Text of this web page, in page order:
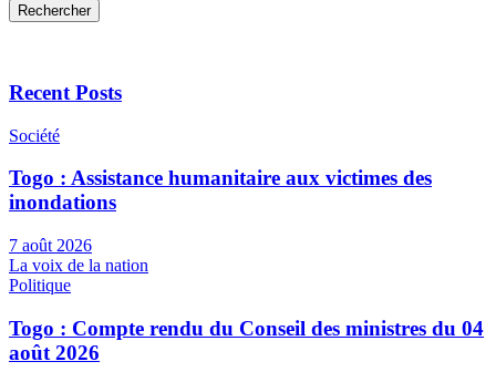
Rechercher
Recent Posts
Société
Togo : Assistance humanitaire aux victimes des
inondations
7 août 2026
La voix de la nation
Politique
Togo : Compte rendu du Conseil des ministres du 04
août 2026